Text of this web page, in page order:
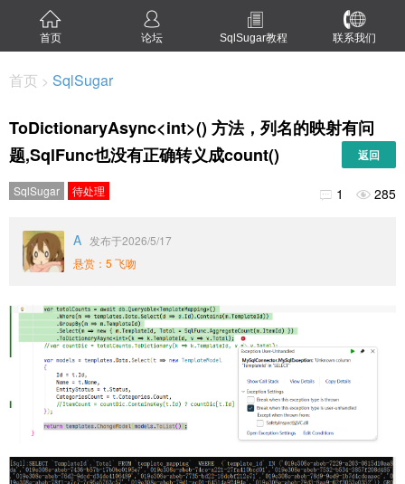
首页 论坛 SqlSugar教程 联系我们
首页 > SqlSugar
ToDictionaryAsync<int>() 方法，列名的映射有问
题,SqlFunc也没有正确转义成count()
返回
SqlSugar 待处理  1  285
A 发布于2026/5/17
悬赏：5 飞吻